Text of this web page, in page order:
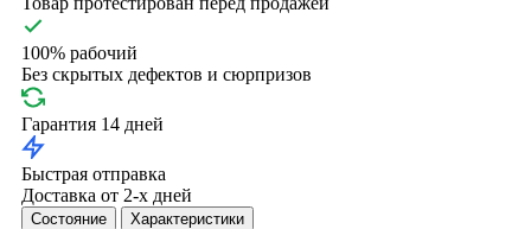
100% рабочий
Без скрытых дефектов и сюрпризов
Гарантия 14 дней
Быстрая отправка
Доставка от 2-х дней
Состояние Характеристики